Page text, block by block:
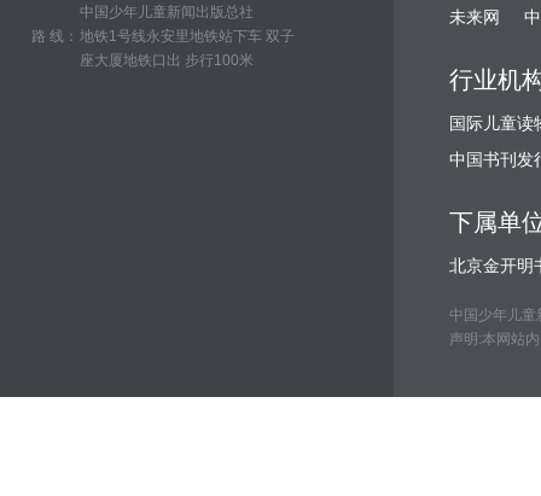
中国少年儿童新闻出版总社
路 线： 地铁1号线永安里地铁站下车 双子
座大厦地铁口出 步行100米
未来网
行业机
国际儿童读
中国书刊发
下属单
北京金开明
中国少年儿
声明:本网站